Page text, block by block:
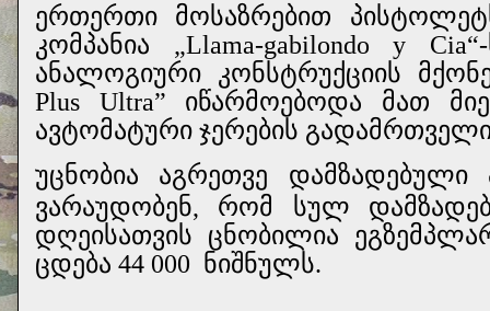
ერთერთი მოსაზრებით
კომპანია „Llama-gabilondo y
ანალოგიური კონსტრუქციის
Plus Ultra” იწარმოებოდა მათ
ავტომატური ჯერების
უცნობია აგრეთვე
ვარაუდობენ, რომ სულ
დღეისათვის ცნობილია
ცდება 44 000 ნიშნულს.